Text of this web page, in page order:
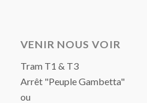
VENIR NOUS VOIR
Tram T1 & T3
Arrêt "Peuple Gambetta"
ou